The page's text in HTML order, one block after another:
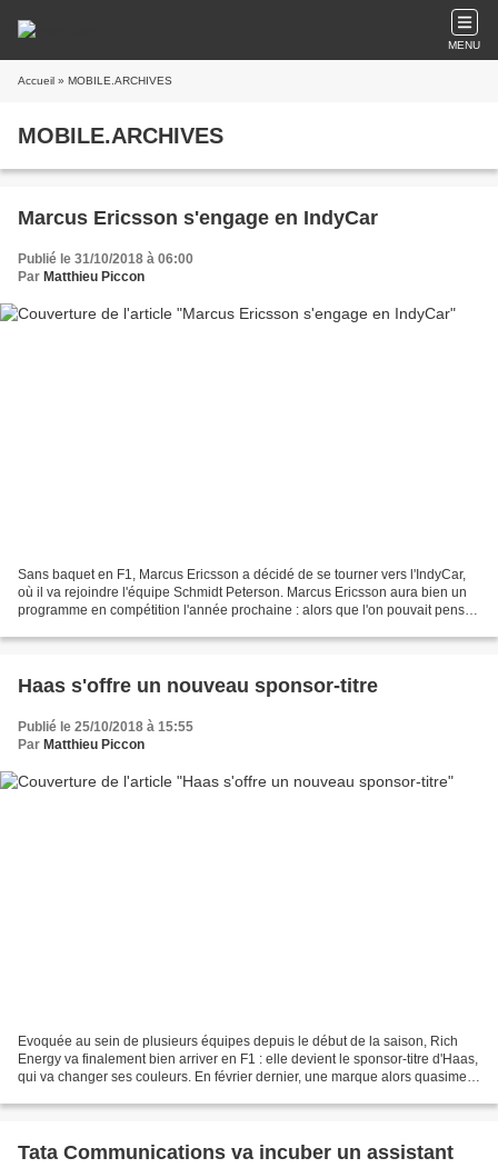
MENU
Accueil » MOBILE.ARCHIVES
MOBILE.ARCHIVES
Marcus Ericsson s'engage en IndyCar
Publié le 31/10/2018 à 06:00
Par Matthieu Piccon
Sans baquet en F1, Marcus Ericsson a décidé de se tourner vers l'IndyCar,
où il va rejoindre l'équipe Schmidt Peterson. Marcus Ericsson aura bien un
programme en compétition l'année prochaine : alors que l'on pouvait penser
Haas s'offre un nouveau sponsor-titre
Publié le 25/10/2018 à 15:55
Par Matthieu Piccon
Evoquée au sein de plusieurs équipes depuis le début de la saison, Rich
Energy va finalement bien arriver en F1 : elle devient le sponsor-titre d'Haas,
qui va changer ses couleurs. En février dernier, une marque alors quasiment
Tata Communications va incuber un assistant